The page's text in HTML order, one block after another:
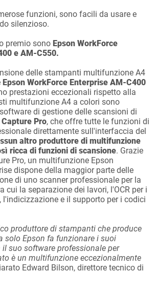
funzioni, sono facili da usare e
silenzioso.
premio sono Epson WorkForce
e AM-C550.
delle stampanti multifunzione A4
Epson WorkForce Enterprise AM-C400
prestazioni eccezionali rispetto alla
multifunzione A4 a colori sono
di gestione delle scansioni di
Pro, che offre tutte le funzioni di
direttamente sull'interfaccia del
altro produttore di multifunzione
ricca di funzioni di scansione. Grazie
Pro, un multifunzione Epson
dispone della maggior parte delle
di uno scanner professionale per la
cui la separazione dei lavori, l'OCR per i
e il supporto per i codici
produttore di stampanti che produce
solo Epson fa funzionare i suoi
suo software professionale per
è un multifunzione eccezionalmente
Edward Bilson, direttore tecnico di